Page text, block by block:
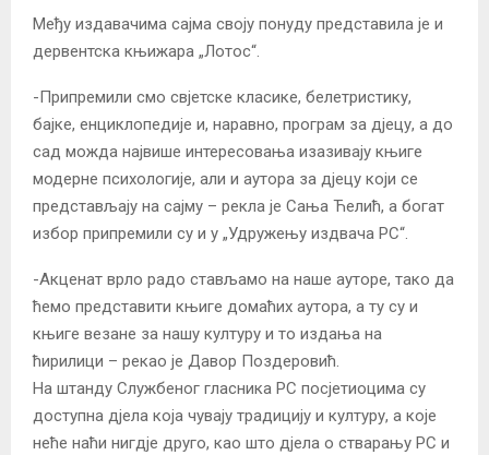
Међу издавачима сајма своју понуду представила је и
дервентска књижара „Лотос“.
-Припремили смо свјетске класике, белетристику,
бајке, енциклопедије и, наравно, програм за дјецу, а до
сад можда највише интересовања изазивају књиге
модерне психологије, али и аутора за дјецу који се
представљају на сајму – рекла је Сања Ћелић, а богат
избор припремили су и у „Удружењу издвача РС“.
-Акценат врло радо стављамо на наше ауторе, тако да
ћемо представити књиге домаћих аутора, а ту су и
књиге везане за нашу културу и то издања на
ћирилици – рекао је Давор Поздеровић.
На штанду Службеног гласника РС посјетиоцима су
доступна дјела која чувају традицију и културу, а које
неће наћи нигдје друго, као што дјела о стварању РС и